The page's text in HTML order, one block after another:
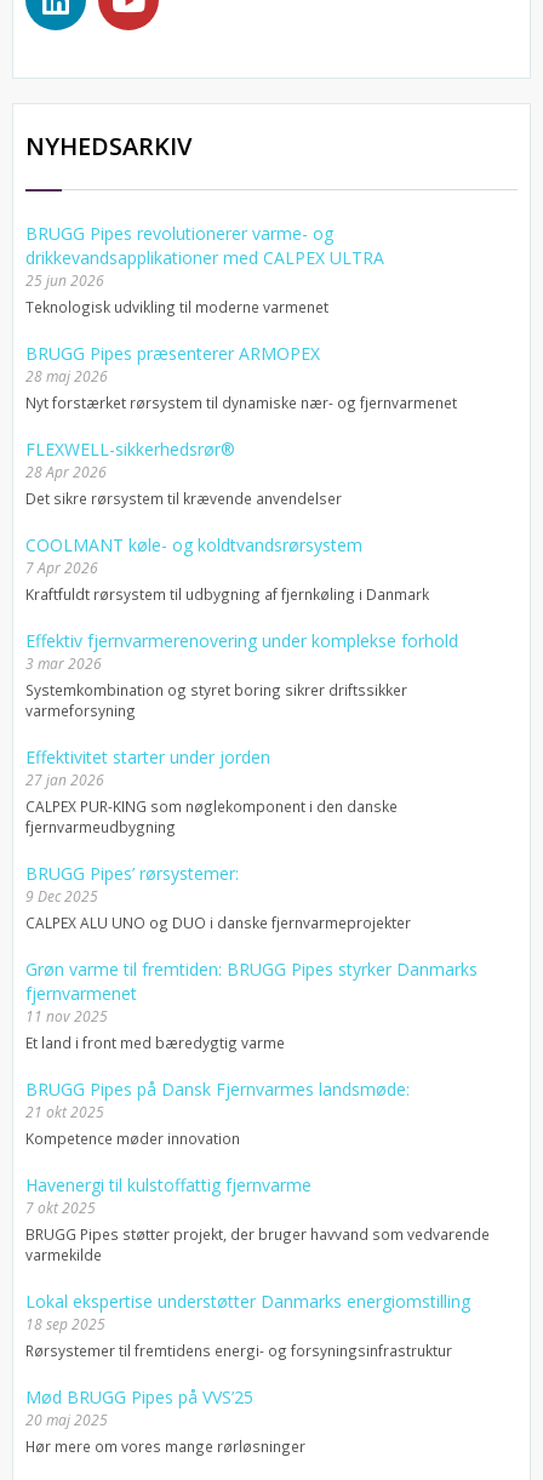
NYHEDSARKIV
BRUGG Pipes revolutionerer varme- og
drikkevandsapplikationer med CALPEX ULTRA
25 jun 2026
Teknologisk udvikling til moderne varmenet
BRUGG Pipes præsenterer ARMOPEX
28 maj 2026
Nyt forstærket rørsystem til dynamiske nær- og fjernvarmenet
FLEXWELL-sikkerhedsrør®
28 Apr 2026
Det sikre rørsystem til krævende anvendelser
COOLMANT køle- og koldtvandsrørsystem
7 Apr 2026
Kraftfuldt rørsystem til udbygning af fjernkøling i Danmark
Effektiv fjernvarmerenovering under komplekse forhold
3 mar 2026
Systemkombination og styret boring sikrer driftssikker
varmeforsyning
Effektivitet starter under jorden
27 jan 2026
CALPEX PUR-KING som nøglekomponent i den danske
fjernvarmeudbygning
BRUGG Pipes’ rørsystemer:
9 Dec 2025
CALPEX ALU UNO og DUO i danske fjernvarmeprojekter
Grøn varme til fremtiden: BRUGG Pipes styrker Danmarks
fjernvarmenet
11 nov 2025
Et land i front med bæredygtig varme
BRUGG Pipes på Dansk Fjernvarmes landsmøde:
21 okt 2025
Kompetence møder innovation
Havenergi til kulstoffattig fjernvarme
7 okt 2025
BRUGG Pipes støtter projekt, der bruger havvand som vedvarende
varmekilde
Lokal ekspertise understøtter Danmarks energiomstilling
18 sep 2025
Rørsystemer til fremtidens energi- og forsyningsinfrastruktur
Mød BRUGG Pipes på VVS’25
20 maj 2025
Hør mere om vores mange rørløsninger